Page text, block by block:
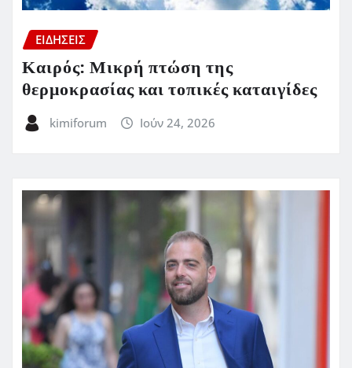
ΕΙΔΗΣΕΙΣ
Καιρός: Μικρή πτώση της
θερμοκρασίας και τοπικές καταιγίδες
kimiforum Ιούν 24, 2026